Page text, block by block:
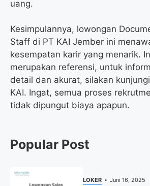
uang.
Kesimpulannya, lowongan
Staff di PT KAI Jember ini
kesempatan karir yang menarik.
merupakan referensi, untuk
detail dan akurat, silakan
KAI. Ingat, semua proses
tidak dipungut biaya apapun.
Popular Post
LOKER Juni 16, 2025